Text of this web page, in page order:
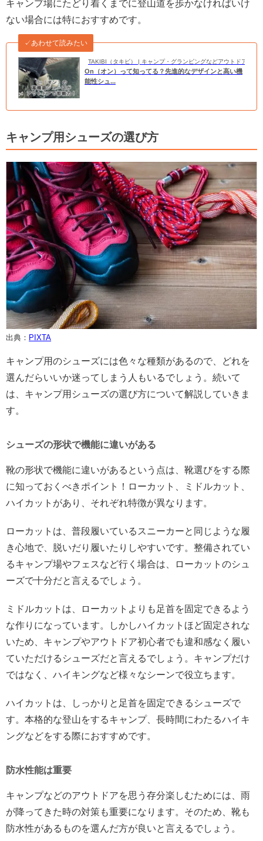
キャンプ場にたどり着くまでに登山道を歩かなければいけ
ない場合には特におすすめです。
TAKIBI（タキビ） | キャンプ・グランピングなどアウトドアの総
✓あわせて読みたい
On（オン）って知ってる？先進的なデザインと高い機
能性シュ...
キャンプ用シューズの選び方
出典： PIXTA
キャンプ用のシューズには色々な種類があるので、どれを
選んだらいいか迷ってしまう人もいるでしょう。続いて
は、キャンプ用シューズの選び方について解説していきま
す。
シューズの形状で機能に違いがある
靴の形状で機能に違いがあるという点は、靴選びをする際
に知っておくべきポイント！ローカット、ミドルカット、
ハイカットがあり、それぞれ特徴が異なります。
ローカットは、普段履いているスニーカーと同じような履
き心地で、脱いだり履いたりしやすいです。整備されてい
るキャンプ場やフェスなど行く場合は、ローカットのシュ
ーズで十分だと言えるでしょう。
ミドルカットは、ローカットよりも足首を固定できるよう
な作りになっています。しかしハイカットほど固定されな
いため、キャンプやアウトドア初心者でも違和感なく履い
ていただけるシューズだと言えるでしょう。キャンプだけ
ではなく、ハイキングなど様々なシーンで役立ちます。
ハイカットは、しっかりと足首を固定できるシューズで
す。本格的な登山をするキャンプ、長時間にわたるハイキ
ングなどをする際におすすめです。
防水性能は重要
キャンプなどのアウトドアを思う存分楽しむためには、雨
が降ってきた時の対策も重要になります。そのため、靴も
防水性があるものを選んだ方が良いと言えるでしょう。